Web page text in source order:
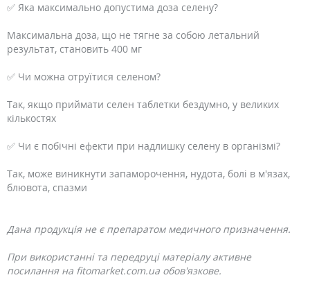
✅ Яка максимально допустима доза селену?
Максимальна доза, що не тягне за собою летальний
результат, становить 400 мг
✅ Чи можна отруїтися селеном?
Так, якщо приймати селен таблетки бездумно, у великих
кількостях
✅ Чи є побічні ефекти при надлишку селену в організмі?
Так, може виникнути запаморочення, нудота, болі в м'язах,
блювота, спазми
Дана продукція не є препаратом медичного призначення.
При використанні та передруці матеріалу активне
посилання на fitomarket.com.ua обов'язкове.